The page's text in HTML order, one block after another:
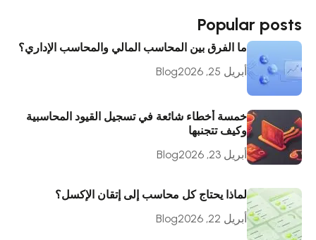
Popular posts
ما الفرق بين المحاسب المالي والمحاسب الإداري؟
أبريل 25, 2026
Blog
خمسة أخطاء شائعة في تسجيل القيود المحاسبية
وكيف تتجنبها
أبريل 23, 2026
Blog
لماذا يحتاج كل محاسب إلى إتقان الإكسل؟
أبريل 22, 2026
Blog